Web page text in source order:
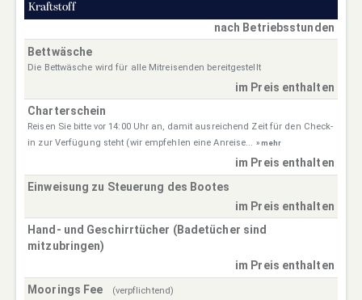
Kraftstoff
nach Betriebsstunden
Bettwäsche
Die Bettwäsche wird für alle Mitreisenden bereitgestellt
im Preis enthalten
Charterschein
Reisen Sie bitte vor 14:00 Uhr an, damit ausreichend Zeit für den Check-
in zur Verfügung steht (wir empfehlen eine Anreise... » mehr
im Preis enthalten
Einweisung zu Steuerung des Bootes
im Preis enthalten
Hand- und Geschirrtücher (Badetücher sind
mitzubringen)
im Preis enthalten
Moorings Fee
(verpflichtend)